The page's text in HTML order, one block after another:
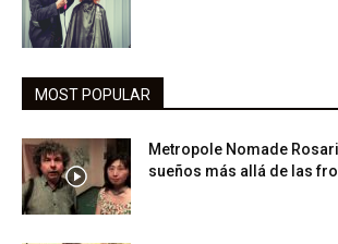
MOST POPULAR
Metropole Nomade
sueños más allá de las